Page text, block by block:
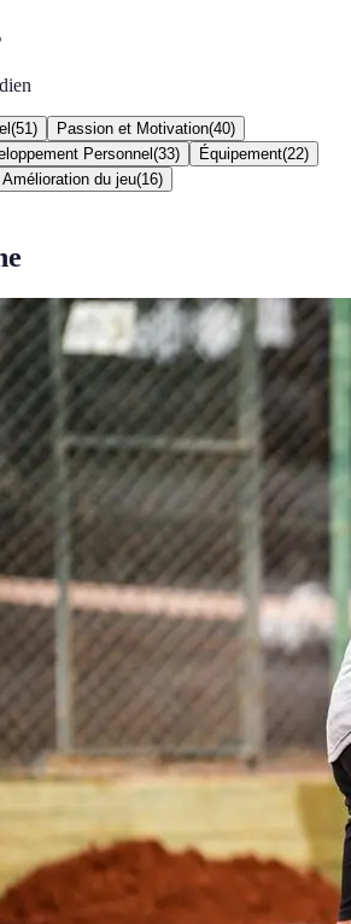
(51 ) Passion et Motivation(40)
Personnel (33) Équipement(22)
Amélioration du jeu(16)